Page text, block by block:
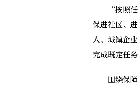
“按照任务
保进社区、
人、城镇企
完成既定任
围绕保障